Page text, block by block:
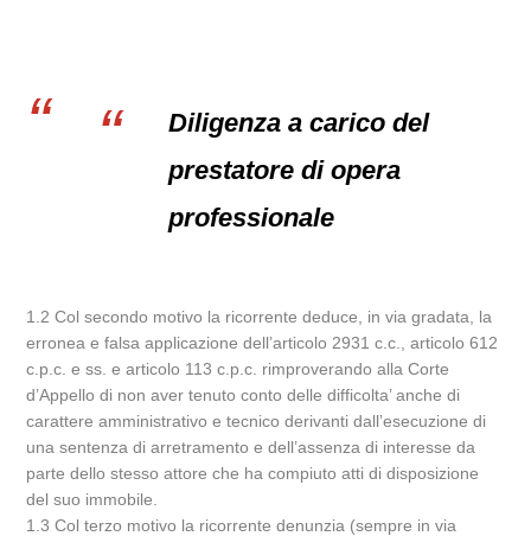
Diligenza a carico del
prestatore di opera
professionale
1.2 Col secondo motivo la ricorrente deduce, in via gradata, la
erronea e falsa applicazione dell’articolo 2931 c.c., articolo 612
c.p.c. e ss. e articolo 113 c.p.c. rimproverando alla Corte
d’Appello di non aver tenuto conto delle difficolta’ anche di
carattere amministrativo e tecnico derivanti dall’esecuzione di
una sentenza di arretramento e dell’assenza di interesse da
parte dello stesso attore che ha compiuto atti di disposizione
del suo immobile.
1.3 Col terzo motivo la ricorrente denunzia (sempre in via